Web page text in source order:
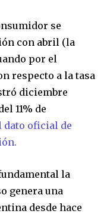
se
con abril (la
por el
respecto a la tasa
diciembre
11% de
dato oficial de
la
genera una
desde hace